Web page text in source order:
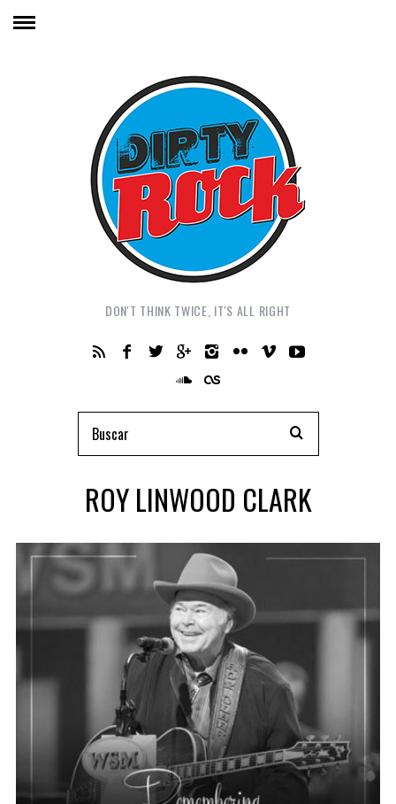
DON'T THINK TWICE, IT'S ALL RIGHT
ROY LINWOOD CLARK